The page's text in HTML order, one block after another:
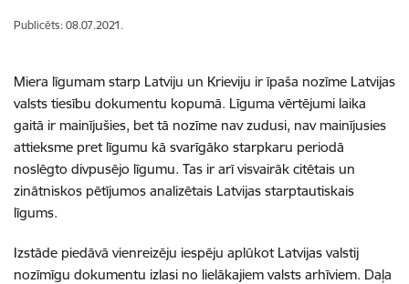
Publicēts: 08.07.2021.
Miera līgumam starp Latviju un Krieviju ir īpaša nozīme Latvijas
valsts tiesību dokumentu kopumā. Līguma vērtējumi laika
gaitā ir mainījušies, bet tā nozīme nav zudusi, nav mainījusies
attieksme pret līgumu kā svarīgāko starpkaru periodā
noslēgto divpusējo līgumu. Tas ir arī visvairāk citētais un
zinātniskos pētījumos analizētais Latvijas starptautiskais
līgums.
Izstāde piedāvā vienreizēju iespēju aplūkot Latvijas valstij
nozīmīgu dokumentu izlasi no lielākajiem valsts arhīviem. Daļa